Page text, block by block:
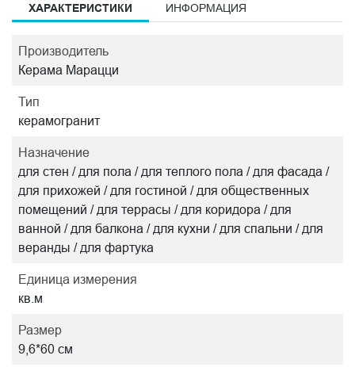
ХАРАКТЕРИСТИКИ ИНФОРМАЦИЯ
Производитель
Керама Марацци
Тип
керамогранит
Назначение
для стен / для пола / для теплого пола / для фасада /
для прихожей / для гостиной / для общественных
помещений / для террасы / для коридора / для
ванной / для балкона / для кухни / для спальни / для
веранды / для фартука
Единица измерения
кв.м
Размер
9,6*60 см